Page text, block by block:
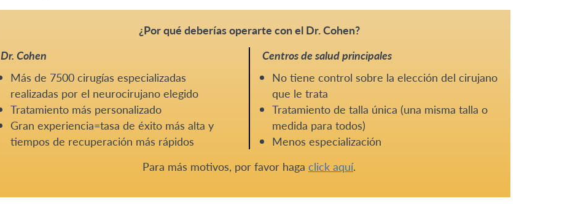
¿Por qué deberías operarte con el Dr. Cohen?
Dr. Cohen
Más de 7500 cirugías especializadas
realizadas por el neurocirujano elegido
Tratamiento más personalizado
Gran experiencia=tasa de éxito más alta y
tiempos de recuperación más rápidos
Centros de salud principales
No tiene control sobre la elección del cirujano
que le trata
Tratamiento de talla única (una misma talla o
medida para todos)
Menos especialización
Para más motivos, por favor haga click aquí.